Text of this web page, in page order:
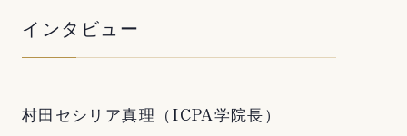
インタビュー
村田セシリア真理（ICPA学院長）